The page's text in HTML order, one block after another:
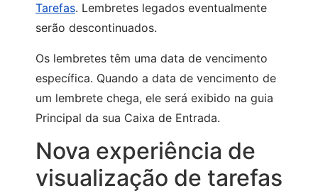
Tarefas. Lembretes legados eventualmente
serão descontinuados.
Os lembretes têm uma data de vencimento
específica. Quando a data de vencimento de
um lembrete chega, ele será exibido na guia
Principal da sua Caixa de Entrada.
Nova experiência de
visualização de tarefas